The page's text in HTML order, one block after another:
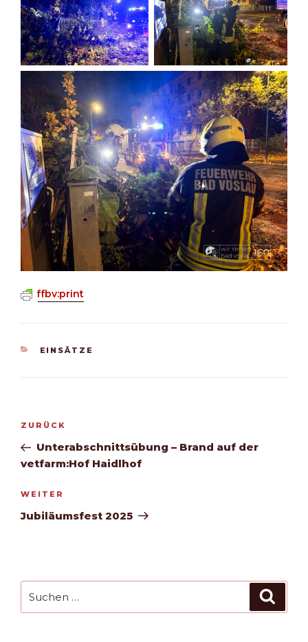
ffbv:print
KATEGORIEN
EINSÄTZE
Beitragsnavigation
Vorheriger
Beitrag
ZURÜCK
Unterabschnittsübung – Brand auf der
vetfarm:Hof Haidlhof
Nächster
Beitrag
WEITER
Jubiläumsfest 2025
nach: